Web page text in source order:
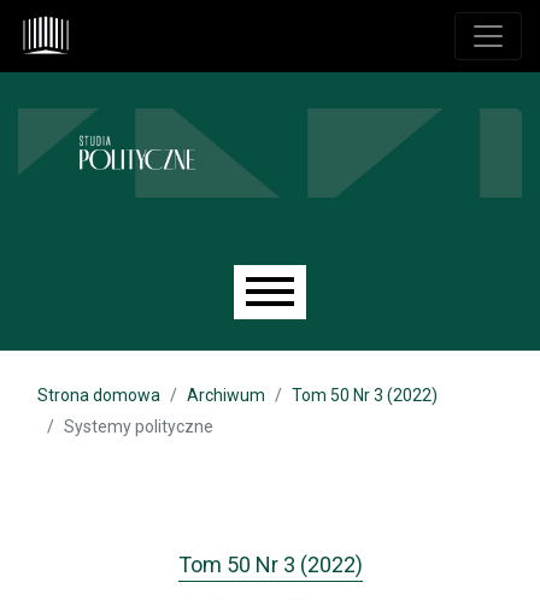
Przejdź do głównego menu
Przejdź do sekcji głównej
Przejdź do stopki
Main menu
Strona domowa Archiwum
Tom 50 Nr 3 (2022)
Systemy polityczne
Tom 50 Nr 3 (2022)